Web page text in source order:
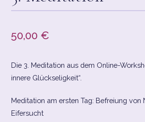
CHECKOUT
CONTACT
DATENSCHUTZERKLÄRUNG
50,00 €
Die 3. Meditation aus dem Online-
innere Glückseligkeit“.
Meditation am ersten Tag: Befreiung von
Eifersucht